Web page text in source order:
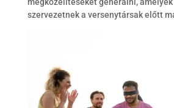
szervezetnek a versenytársak előtt